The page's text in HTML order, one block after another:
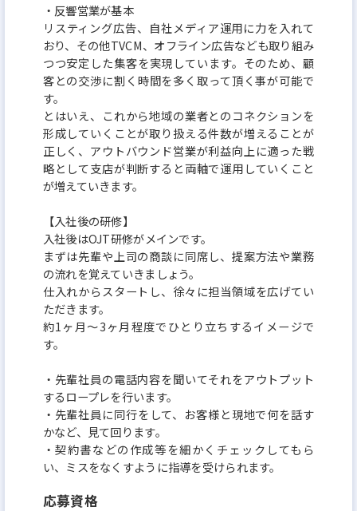
・反響営業が基本
リスティング広告、自社メディア運用に力を入れて
おり、その他TVCM、オフライン広告なども取り組み
つつ安定した集客を実現しています。そのため、顧
客との交渉に割く時間を多く取って頂く事が可能で
す。
とはいえ、これから地域の業者とのコネクションを
形成していくことが取り扱える件数が増えることが
正しく、アウトバウンド営業が利益向上に適った戦
略として支店が判断すると両軸で運用していくこと
が増えていきます。
【入社後の研修】
入社後はOJT研修がメインです。
まずは先輩や上司の商談に同席し、提案方法や業務
の流れを覚えていきましょう。
仕入れからスタートし、徐々に担当領域を広げてい
ただきます。
約1ヶ月～3ヶ月程度でひとり立ちするイメージで
す。
・先輩社員の電話内容を聞いてそれをアウトプット
するロープレを行います。
・先輩社員に同行をして、お客様と現地で何を話す
かなど、見て回ります。
・契約書などの作成等を細かくチェックしてもら
い、ミスをなくすように指導を受けられます。
応募資格